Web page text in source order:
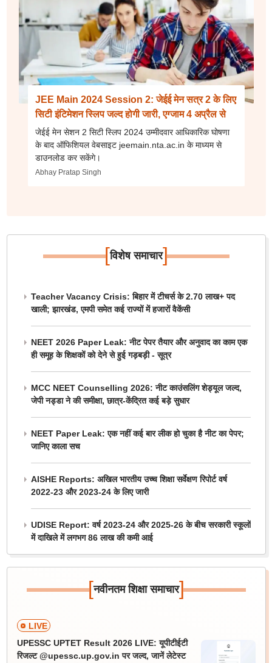
JEE Main 2024 Session 2: जेईई मेन सत्र 2 के लिए
सिटी इंटिमेशन स्लिप जल्द होगी जारी, एग्जाम 4 अप्रैल से
जेईई मेन सेशन 2 सिटी स्लिप 2024 उम्मीदवार आधिकारिक घोषणा
के बाद ऑफिशियल वेबसाइट jeemain.nta.ac.in के माध्यम से
डाउनलोड कर सकेंगे।
Abhay Pratap Singh
[विशेष समाचार]
Teacher Vacancy Crisis: बिहार में टीचर्स के 2.70 लाख+ पद
खाली; झारखंड, एमपी समेत कई राज्यों में हजारों वैकेंसी
NEET 2026 Paper Leak: नीट पेपर तैयार और अनुवाद का काम एक
ही समूह के शिक्षकों को देने से हुई गड़बड़ी - सूत्र
MCC NEET Counselling 2026: नीट काउंसलिंग शेड्यूल जल्द,
जेपी नड्डा ने की समीक्षा, छात्र-केंद्रित कई बड़े सुधार
NEET Paper Leak: एक नहीं कई बार लीक हो चुका है नीट का पेपर;
जानिए काला सच
AISHE Reports: अखिल भारतीय उच्च शिक्षा सर्वेक्षण रिपोर्ट वर्ष
2022-23 और 2023-24 के लिए जारी
UDISE Report: वर्ष 2023-24 और 2025-26 के बीच सरकारी स्कूलों
में दाखिले में लगभग 86 लाख की कमी आई
[नवीनतम शिक्षा समाचार]
LIVE
UPESSC UPTET Result 2026 LIVE: यूपीटीईटी
रिजल्ट @upessc.up.gov.in पर जल्द, जानें लेटेस्ट